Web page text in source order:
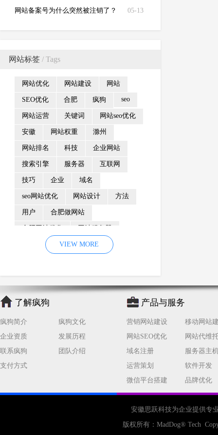
05-13
网站备案号为什么突然被注销了？
网站标签 / Tags
网站优化 网站建设 网站
SEO优化 合肥 疯狗 seo
网站运营 关键词 网站seo优化
安徽 网站权重 滁州
网站排名 科技 企业网站
搜索引擎 服务器 互联网
技巧 企业 域名
seo网站优化 网站设计 方法
用户 合肥做网站
优化 网站降权
企业网站建设 效果 页面
网络营销 因素 网络公司
网站流量
百度优化 网站收录
网站seo 专业
VIEW MORE
了解疯狗
疯狗简介
疯狗文化
企业资质
发展历程
联系疯狗
团队介绍
支付方式
产品与服务
营销网站建设
移动网站
网站SEO优化
网站代维
域名注册
服务器主
运营策划
软件开发
微信平台搭建
品牌优化
安徽思跃科技为企业提供专
版权所有： MadDog® Tech